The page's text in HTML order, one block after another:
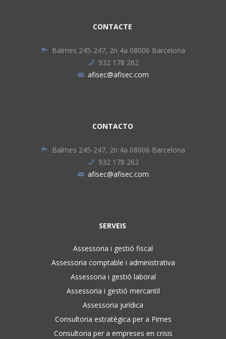
CONTACTE
Balmes 245-247, 2n 4a 08006 Barcelona
932 178 262
afisec@afisec.com
CONTACTO
Balmes 245-247, 2n 4a 08006 Barcelona
932 178 262
afisec@afisec.com
SERVEIS
Assessoria i gestió fiscal
Assessoria comptable i administrativa
Assessoria i gestió laboral
Assessoria i gestió mercantil
Assessoria jurídica
Consultoria estratègica per a Pimes
Consultoria per a empreses en crisis